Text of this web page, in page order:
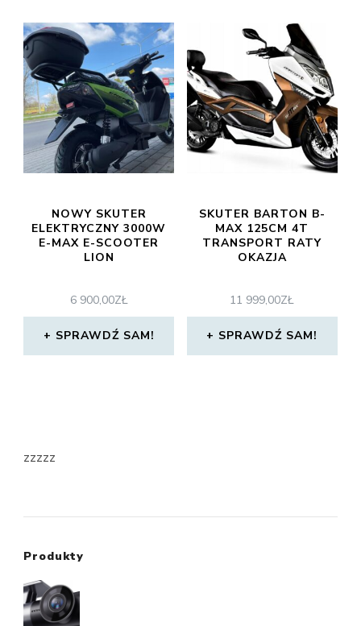
NOWY SKUTER
ELEKTRYCZNY 3000W
E-MAX E-SCOOTER
LION
6 900,00ZŁ
SPRAWDŹ SAM!
SKUTER BARTON B-
MAX 125CM 4T
TRANSPORT RATY
OKAZJA
11 999,00ZŁ
SPRAWDŹ SAM!
zzzzz
Produkty